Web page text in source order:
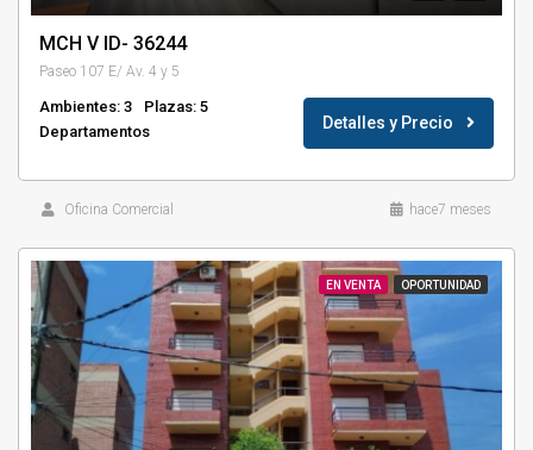
MCH V ID- 36244
Paseo 107 E/ Av. 4 y 5
Ambientes: 3
Plazas: 5
Departamentos
Detalles y Precio
Oficina Comercial hace7 meses
EN VENTA OPORTUNIDAD